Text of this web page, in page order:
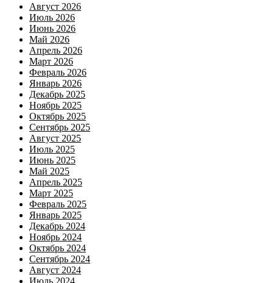
Август 2026
Июль 2026
Июнь 2026
Май 2026
Апрель 2026
Март 2026
Февраль 2026
Январь 2026
Декабрь 2025
Ноябрь 2025
Октябрь 2025
Сентябрь 2025
Август 2025
Июль 2025
Июнь 2025
Май 2025
Апрель 2025
Март 2025
Февраль 2025
Январь 2025
Декабрь 2024
Ноябрь 2024
Октябрь 2024
Сентябрь 2024
Август 2024
Июль 2024